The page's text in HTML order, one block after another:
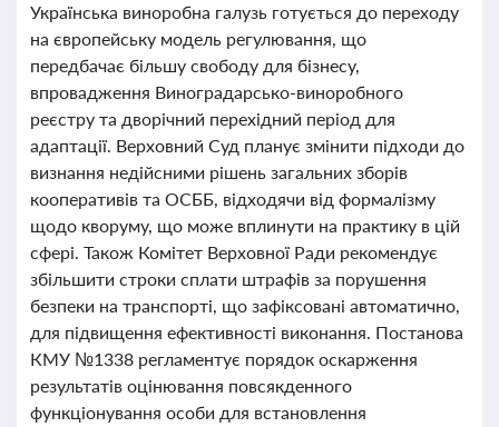
Українська виноробна галузь готується до переходу
на європейську модель регулювання, що
передбачає більшу свободу для бізнесу,
впровадження Виноградарсько-виноробного
реєстру та дворічний перехідний період для
адаптації. Верховний Суд планує змінити підходи до
визнання недійсними рішень загальних зборів
кооперативів та ОСББ, відходячи від формалізму
щодо кворуму, що може вплинути на практику в цій
сфері. Також Комітет Верховної Ради рекомендує
збільшити строки сплати штрафів за порушення
безпеки на транспорті, що зафіксовані автоматично,
для підвищення ефективності виконання. Постанова
КМУ №1338 регламентує порядок оскарження
результатів оцінювання повсякденного
функціонування особи для встановлення